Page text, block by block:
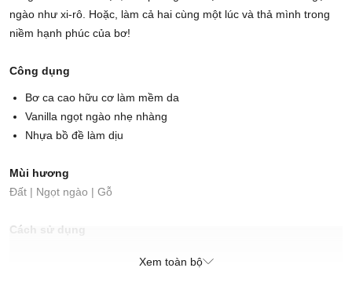
ngào như xi-rô. Hoặc, làm cả hai cùng một lúc và thả mình trong
niềm hạnh phúc của bơ!
Công dụng
Bơ ca cao hữu cơ làm mềm da
Vanilla ngọt ngào nhẹ nhàng
Nhựa bồ đề làm dịu
Mùi hương
Đất | Ngọt ngào | Gỗ
Cách sử dụng
dụng làm tinh dầu tắm.Để lấp đầy thế giới của bạn bằng nước
Xem toàn bộ